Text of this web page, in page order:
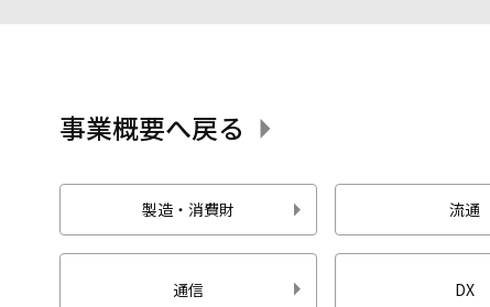
事業概要へ戻る
製造・消費財 流通
通信 DX